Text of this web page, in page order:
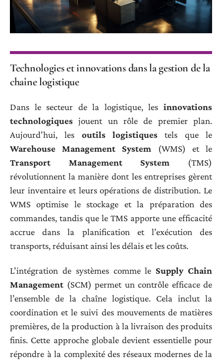
Technologies et innovations dans la gestion de la
chaîne logistique
Dans le secteur de la logistique, les innovations
technologiques jouent un rôle de premier plan.
Aujourd’hui, les outils logistiques tels que le
Warehouse Management System (WMS) et le
Transport Management System (TMS)
révolutionnent la manière dont les entreprises gèrent
leur inventaire et leurs opérations de distribution. Le
WMS optimise le stockage et la préparation des
commandes, tandis que le TMS apporte une efficacité
accrue dans la planification et l’exécution des
transports, réduisant ainsi les délais et les coûts.
L’intégration de systèmes comme le Supply Chain
Management (SCM) permet un contrôle efficace de
l’ensemble de la chaîne logistique. Cela inclut la
coordination et le suivi des mouvements de matières
premières, de la production à la livraison des produits
finis. Cette approche globale devient essentielle pour
répondre à la complexité des réseaux modernes de la